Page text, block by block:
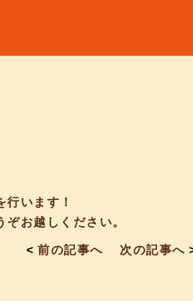
います！
お越しください。
<前の記事へ 次の記事へ